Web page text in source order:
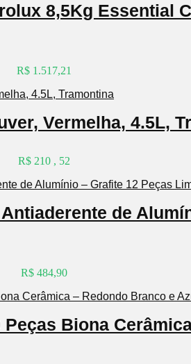
8,5Kg Essential
R$ 1.517,21
Vermelha, 4.5L,
R$ 210 , 52
de
R$ 484,90
Biona